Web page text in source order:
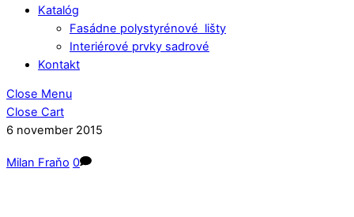
Katalóg
Fasádne polystyrénové lišty
Interiérové prvky sadrové
Kontakt
Close Menu
Close Cart
6 november 2015
Milan Fraňo 0